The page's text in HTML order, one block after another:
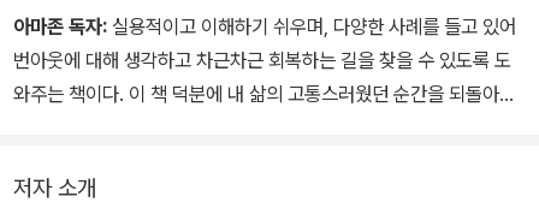
는지 매우 명쾌하게 짚어 준다.
아마존 독자: 실용적이고 이해하기 쉬우며, 다양한 사례를 들고 있어
번아웃에 대해 생각하고 차근차근 회복하는 길을 찾을 수 있도록 도
와주는 책이다. 이 책 덕분에 내 삶의 고통스러웠던 순간을 되돌아보
는 길을 실천할 수 있도록 안내하며, 그 과정이 너무 고통스러우면 멈
저자 소개